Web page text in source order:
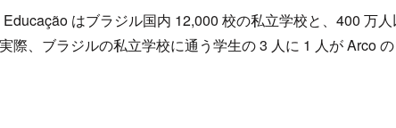
はブラジル国内 12,000 校の私立学校と、400 万
際、ブラジルの私立学校に通う学生の 3 人に 1 人が Arco